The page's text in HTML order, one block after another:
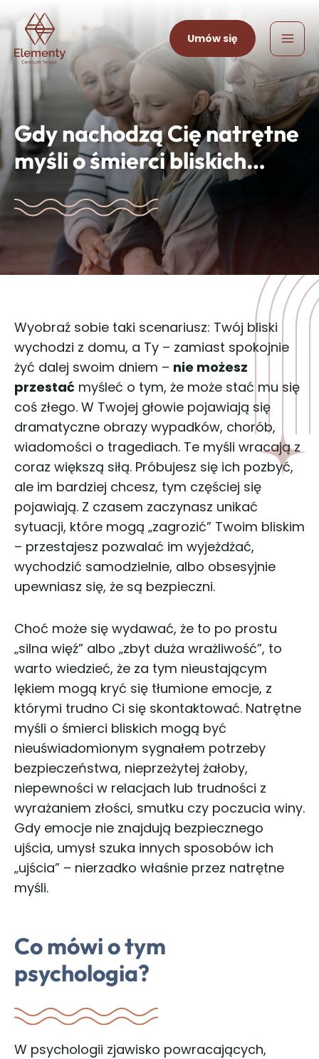
to
content
Umów się
Gdy nachodzą Cię natrętne
myśli o śmierci bliskich…
Wyobraź sobie taki scenariusz: Twój bliski
wychodzi z domu, a Ty – zamiast spokojnie
żyć dalej swoim dniem – nie możesz
przestać myśleć o tym, że może stać mu się
coś złego. W Twojej głowie pojawiają się
dramatyczne obrazy wypadków, chorób,
wiadomości o tragediach. Te myśli wracają z
coraz większą siłą. Próbujesz się ich pozbyć,
ale im bardziej chcesz, tym częściej się
pojawiają. Z czasem zaczynasz unikać
sytuacji, które mogą „zagrozić” Twoim bliskim
– przestajesz pozwalać im wyjeżdżać,
wychodzić samodzielnie, albo obsesyjnie
upewniasz się, że są bezpieczni.
Choć może się wydawać, że to po prostu
„silna więź” albo „zbyt duża wrażliwość”, to
warto wiedzieć, że za tym nieustającym
lękiem mogą kryć się tłumione emocje, z
którymi trudno Ci się skontaktować. Natrętne
myśli o śmierci bliskich mogą być
nieuświadomionym sygnałem potrzeby
bezpieczeństwa, nieprzeżytej żałoby,
niepewności w relacjach lub trudności z
wyrażaniem złości, smutku czy poczucia winy.
Gdy emocje nie znajdują bezpiecznego
ujścia, umysł szuka innych sposobów ich
„ujścia” – nierzadko właśnie przez natrętne
myśli.
Co mówi o tym
psychologia?
W psychologii zjawisko powracających,